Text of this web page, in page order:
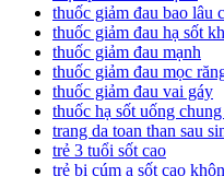
thuốc giảm đau bao lâu
thuốc giảm đau hạ sốt
thuốc giảm đau mạnh
thuốc giảm đau mọc
thuốc giảm đau vai gáy
thuốc hạ sốt uống
trang da toan than sau
trẻ 3 tuổi sốt cao
trẻ bị cúm a sốt cao